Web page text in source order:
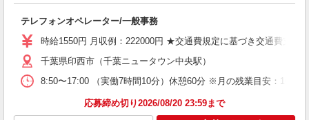
テレフォンオペレーター/一般事務
時給1550円 月収例：222000円 ★交通費規定に基づき交通費支給
千葉県印西市（千葉ニュータウン中央駅）
8:50〜17:00 （実働7時間10分）休憩60分 ※月の残業目安：10時
応募締め切り2026/08/20 23:59まで